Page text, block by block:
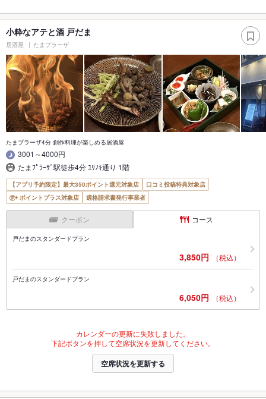
小粋なアテと酒 戸だま
居酒屋 たまプラーザ
たまプラーザ4分 創作料理が楽しめる居酒屋
3001～4000円
たまﾌﾟﾗｰｻﾞ駅徒歩4分 ﾕﾘﾉｷ通り 1階
【アプリ予約限定】最大350ポイント還元対象店
口コミ投稿特典対象店
ポイントプラス対象店
適格請求書発行事業者
クーポン コース
戸だまのスタンダードプラン
3,850円 （税込）
戸だまのスタンダードプラン
6,050円 （税込）
カレンダーの更新に失敗しました。
下記ボタンを押して空席状況を更新してください。
空席状況を更新する